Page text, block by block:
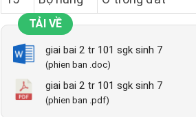
TẢI VỀ
giai bai 2 tr 101 sgk sinh 7
(phien ban .doc)
giai bai 2 tr 101 sgk sinh 7
(phien ban .pdf)